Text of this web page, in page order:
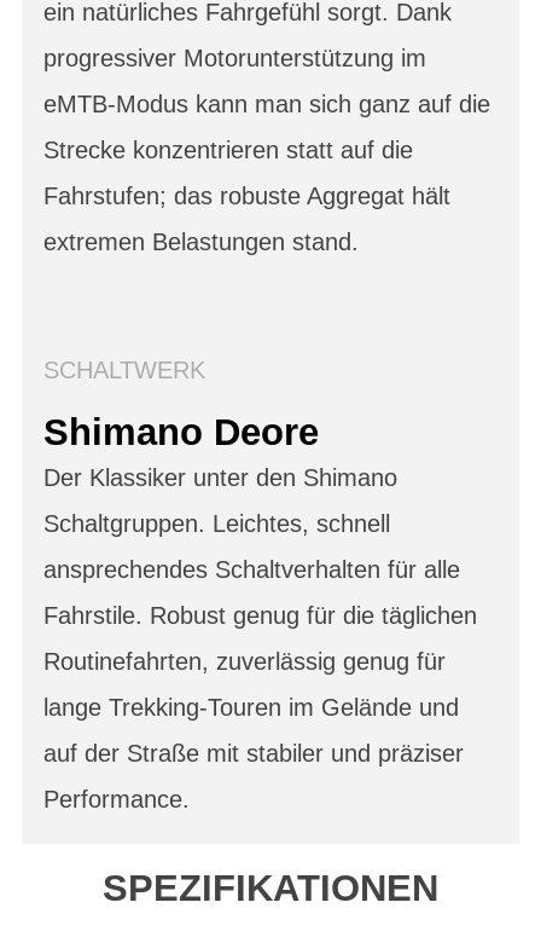
ein natürliches Fahrgefühl sorgt. Dank
progressiver Motorunterstützung im
eMTB-Modus kann man sich ganz auf die
Strecke konzentrieren statt auf die
Fahrstufen; das robuste Aggregat hält
extremen Belastungen stand.
SCHALTWERK
Shimano Deore
Der Klassiker unter den Shimano
Schaltgruppen. Leichtes, schnell
ansprechendes Schaltverhalten für alle
Fahrstile. Robust genug für die täglichen
Routinefahrten, zuverlässig genug für
lange Trekking-Touren im Gelände und
auf der Straße mit stabiler und präziser
Performance.
SPEZIFIKATIONEN